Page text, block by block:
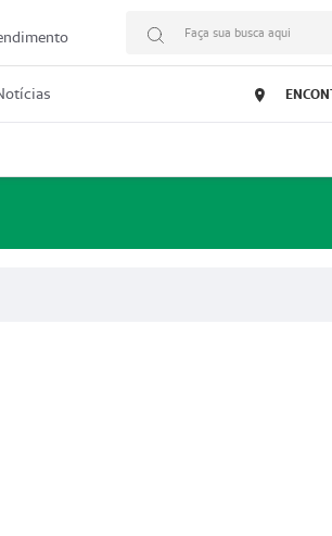
Faça sua busca aqui